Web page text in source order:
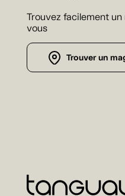
Trouvez facilement
vous
Trouver un